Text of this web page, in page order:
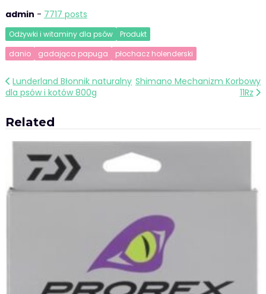
admin - 7717 posts
Odżywki i witaminy dla psów
Produkt
danio
gadająca papuga płochacz holenderski
Nawigacja
wpisu
Lunderland Błonnik naturalny
dla psów i kotów 800g
Shimano Mechanizm Korbowy
11Rz
Related